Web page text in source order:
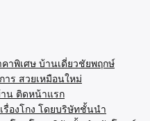
แหง68 บ้านเดี่ยว
าพิเศษ บ้านเดี่ยวชัยพฤกษ์
ร สวยเหมือนใหม่
น ติดหน้าแรก
รื่องโกง โดยบริษัทชั้นนำ